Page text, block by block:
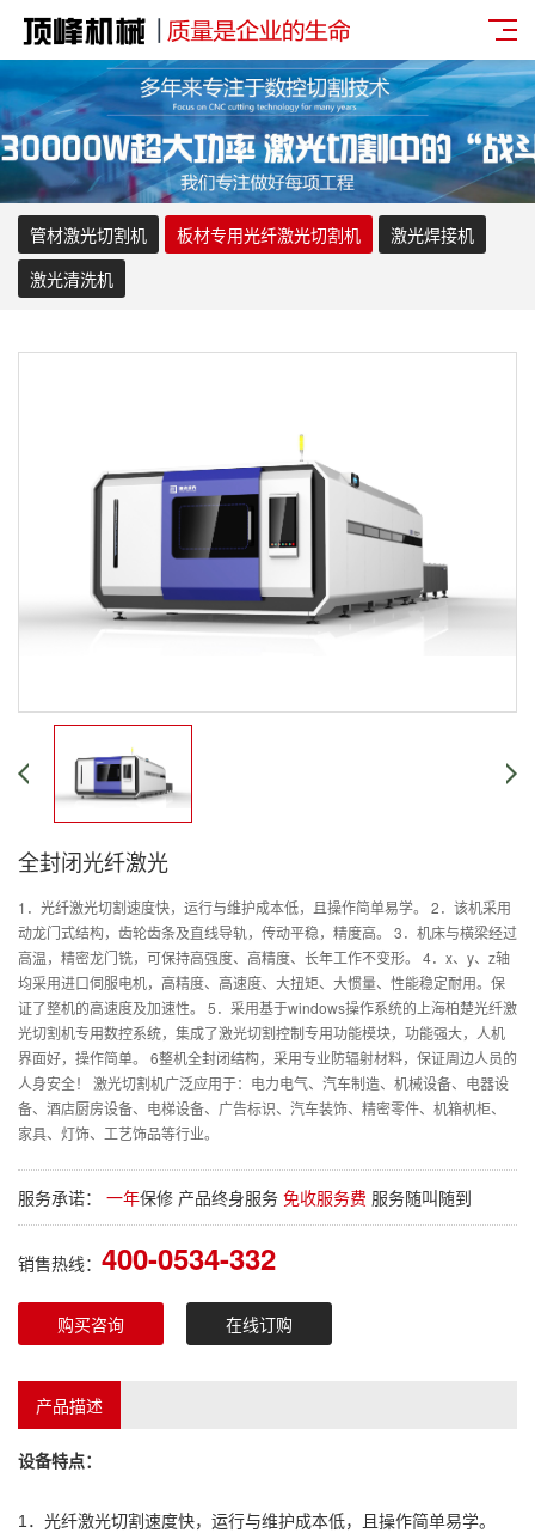
管材激光切割机 板材专用光纤激光切割机
激光焊接机
激光清洗机
全封闭光纤激光
1．光纤激光切割速度快，运行与维护成本低，且操作简单易学。 2．该机采用
动龙门式结构，齿轮齿条及直线导轨，传动平稳，精度高。 3．机床与横梁经过
高温，精密龙门铣，可保持高强度、高精度、长年工作不变形。 4．x、y、z轴
均采用进口伺服电机，高精度、高速度、大扭矩、大惯量、性能稳定耐用。保
证了整机的高速度及加速性。 5．采用基于windows操作系统的上海柏楚光纤激
光切割机专用数控系统，集成了激光切割控制专用功能模块，功能强大，人机
界面好，操作简单。 6整机全封闭结构，采用专业防辐射材料，保证周边人员的
人身安全！ 激光切割机广泛应用于：电力电气、汽车制造、机械设备、电器设
备、酒店厨房设备、电梯设备、广告标识、汽车装饰、精密零件、机箱机柜、
家具、灯饰、工艺饰品等行业。
服务承诺： 一年保修 产品终身服务 免收服务费 服务随叫随到
销售热线： 400-0534-332
购买咨询 在线订购
产品描述
设备特点：
1．光纤激光切割速度快，运行与维护成本低，且操作简单易学。